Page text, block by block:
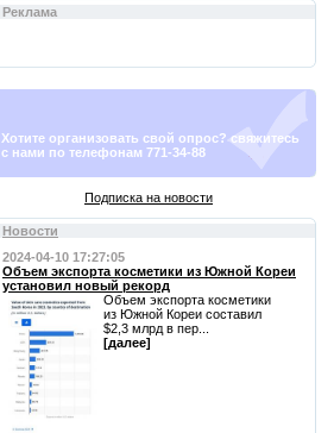
Реклама
Хотите организовать свой опрос? свяжитесь
с нами по телефонам 771-34-88
Подписка на новости
Новости
2024-04-10 17:27:05
Объем экспорта косметики из Южной Кореи
установил новый рекорд
Объем экспорта косметики
из Южной Кореи составил
$2,3 млрд в пер...
[далее]